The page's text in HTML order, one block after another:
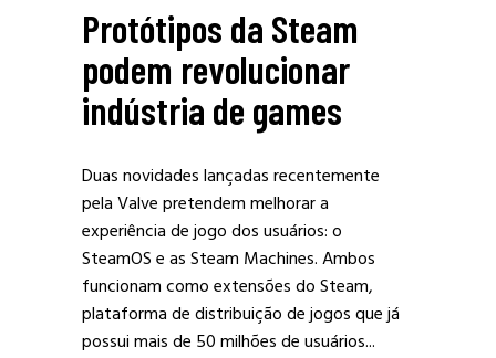
Protótipos da Steam
podem revolucionar
indústria de games
Duas novidades lançadas recentemente
pela Valve pretendem melhorar a
experiência de jogo dos usuários: o
SteamOS e as Steam Machines. Ambos
funcionam como extensões do Steam,
plataforma de distribuição de jogos que já
possui mais de 50 milhões de usuários...